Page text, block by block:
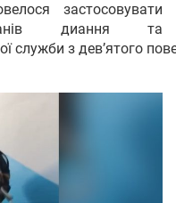
застосовувати
диання та
служби з дев’ятого